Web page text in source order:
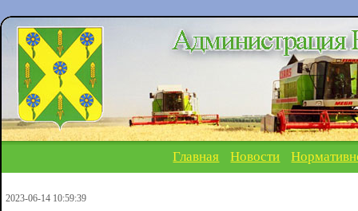
Главная Новости
2023-06-14 10:59:39